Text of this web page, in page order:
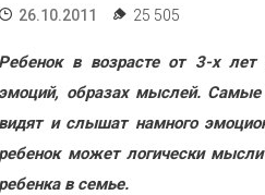
26.10.2011 25 505
Ребенок в возрасте от 3-х
эмоций, образах мыслей. Самые
видят и слышат намного
ребенок может логически
ребенка в семье.